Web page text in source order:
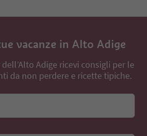
vacanze in Alto Adige
Adige ricevi consigli per le
da non perdere e ricette tipiche.